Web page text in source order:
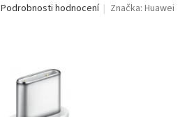
Podrobnosti hodnocení Značka:Huawei